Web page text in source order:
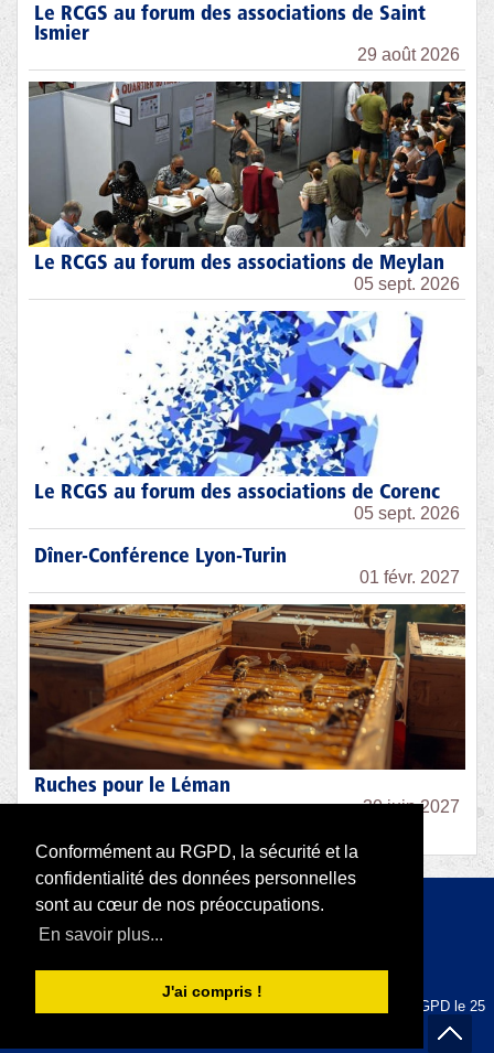
Conformément au RGPD, la sécurité et la
confidentialité des données personnelles
sont au cœur de nos préoccupations.
En savoir plus...
J'ai compris !
Le RCGS au forum des associations de Saint
Ismier
29 août 2026
Le RCGS au forum des associations de Meylan
05 sept. 2026
Le RCGS au forum des associations de Corenc
05 sept. 2026
Dîner-Conférence Lyon-Turin
01 févr. 2027
Ruches pour le Léman
30 juin 2027
Copyright 2026 par RODI Platform
|
La plateforme RODI est conforme depuis la mise en place du RGPD le 25